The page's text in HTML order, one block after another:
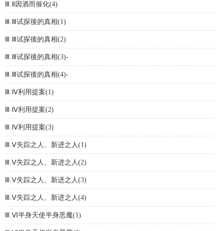
Ⅲ.Ⅱ因酒而催化(4)
Ⅲ.Ⅲ试探後的真相(1)
Ⅲ.Ⅲ试探後的真相(2)
Ⅲ.Ⅲ试探後的真相(3)-
Ⅲ.Ⅲ试探後的真相(4)-
Ⅲ.Ⅳ利用提案(1)
Ⅲ.Ⅳ利用提案(2)
Ⅲ.Ⅳ利用提案(3)
Ⅲ.Ⅴ失踪之人、新进之人(1)
Ⅲ.Ⅴ失踪之人、新进之人(2)
Ⅲ.Ⅴ失踪之人、新进之人(3)
Ⅲ.Ⅴ失踪之人、新进之人(4)
Ⅲ.Ⅵ半身天使半身恶魔(1)